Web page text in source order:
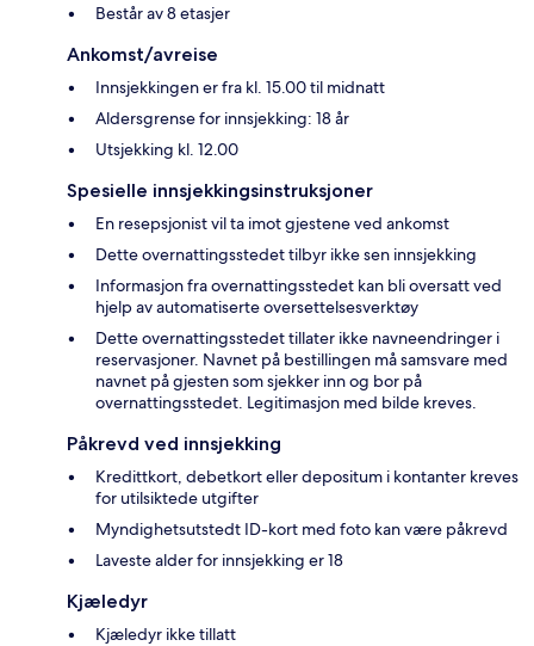
Består av 8 etasjer
Ankomst/avreise
Innsjekkingen er fra kl. 15.00 til midnatt
Aldersgrense for innsjekking: 18 år
Utsjekking kl. 12.00
Spesielle innsjekkingsinstruksjoner
En resepsjonist vil ta imot gjestene ved ankomst
Dette overnattingsstedet tilbyr ikke sen innsjekking
Informasjon fra overnattingsstedet kan bli oversatt ved
hjelp av automatiserte oversettelsesverktøy
Dette overnattingsstedet tillater ikke navneendringer i
reservasjoner. Navnet på bestillingen må samsvare med
navnet på gjesten som sjekker inn og bor på
overnattingsstedet. Legitimasjon med bilde kreves.
Påkrevd ved innsjekking
Kredittkort, debetkort eller depositum i kontanter kreves
for utilsiktede utgifter
Myndighetsutstedt ID-kort med foto kan være påkrevd
Laveste alder for innsjekking er 18
Kjæledyr
Kjæledyr ikke tillatt